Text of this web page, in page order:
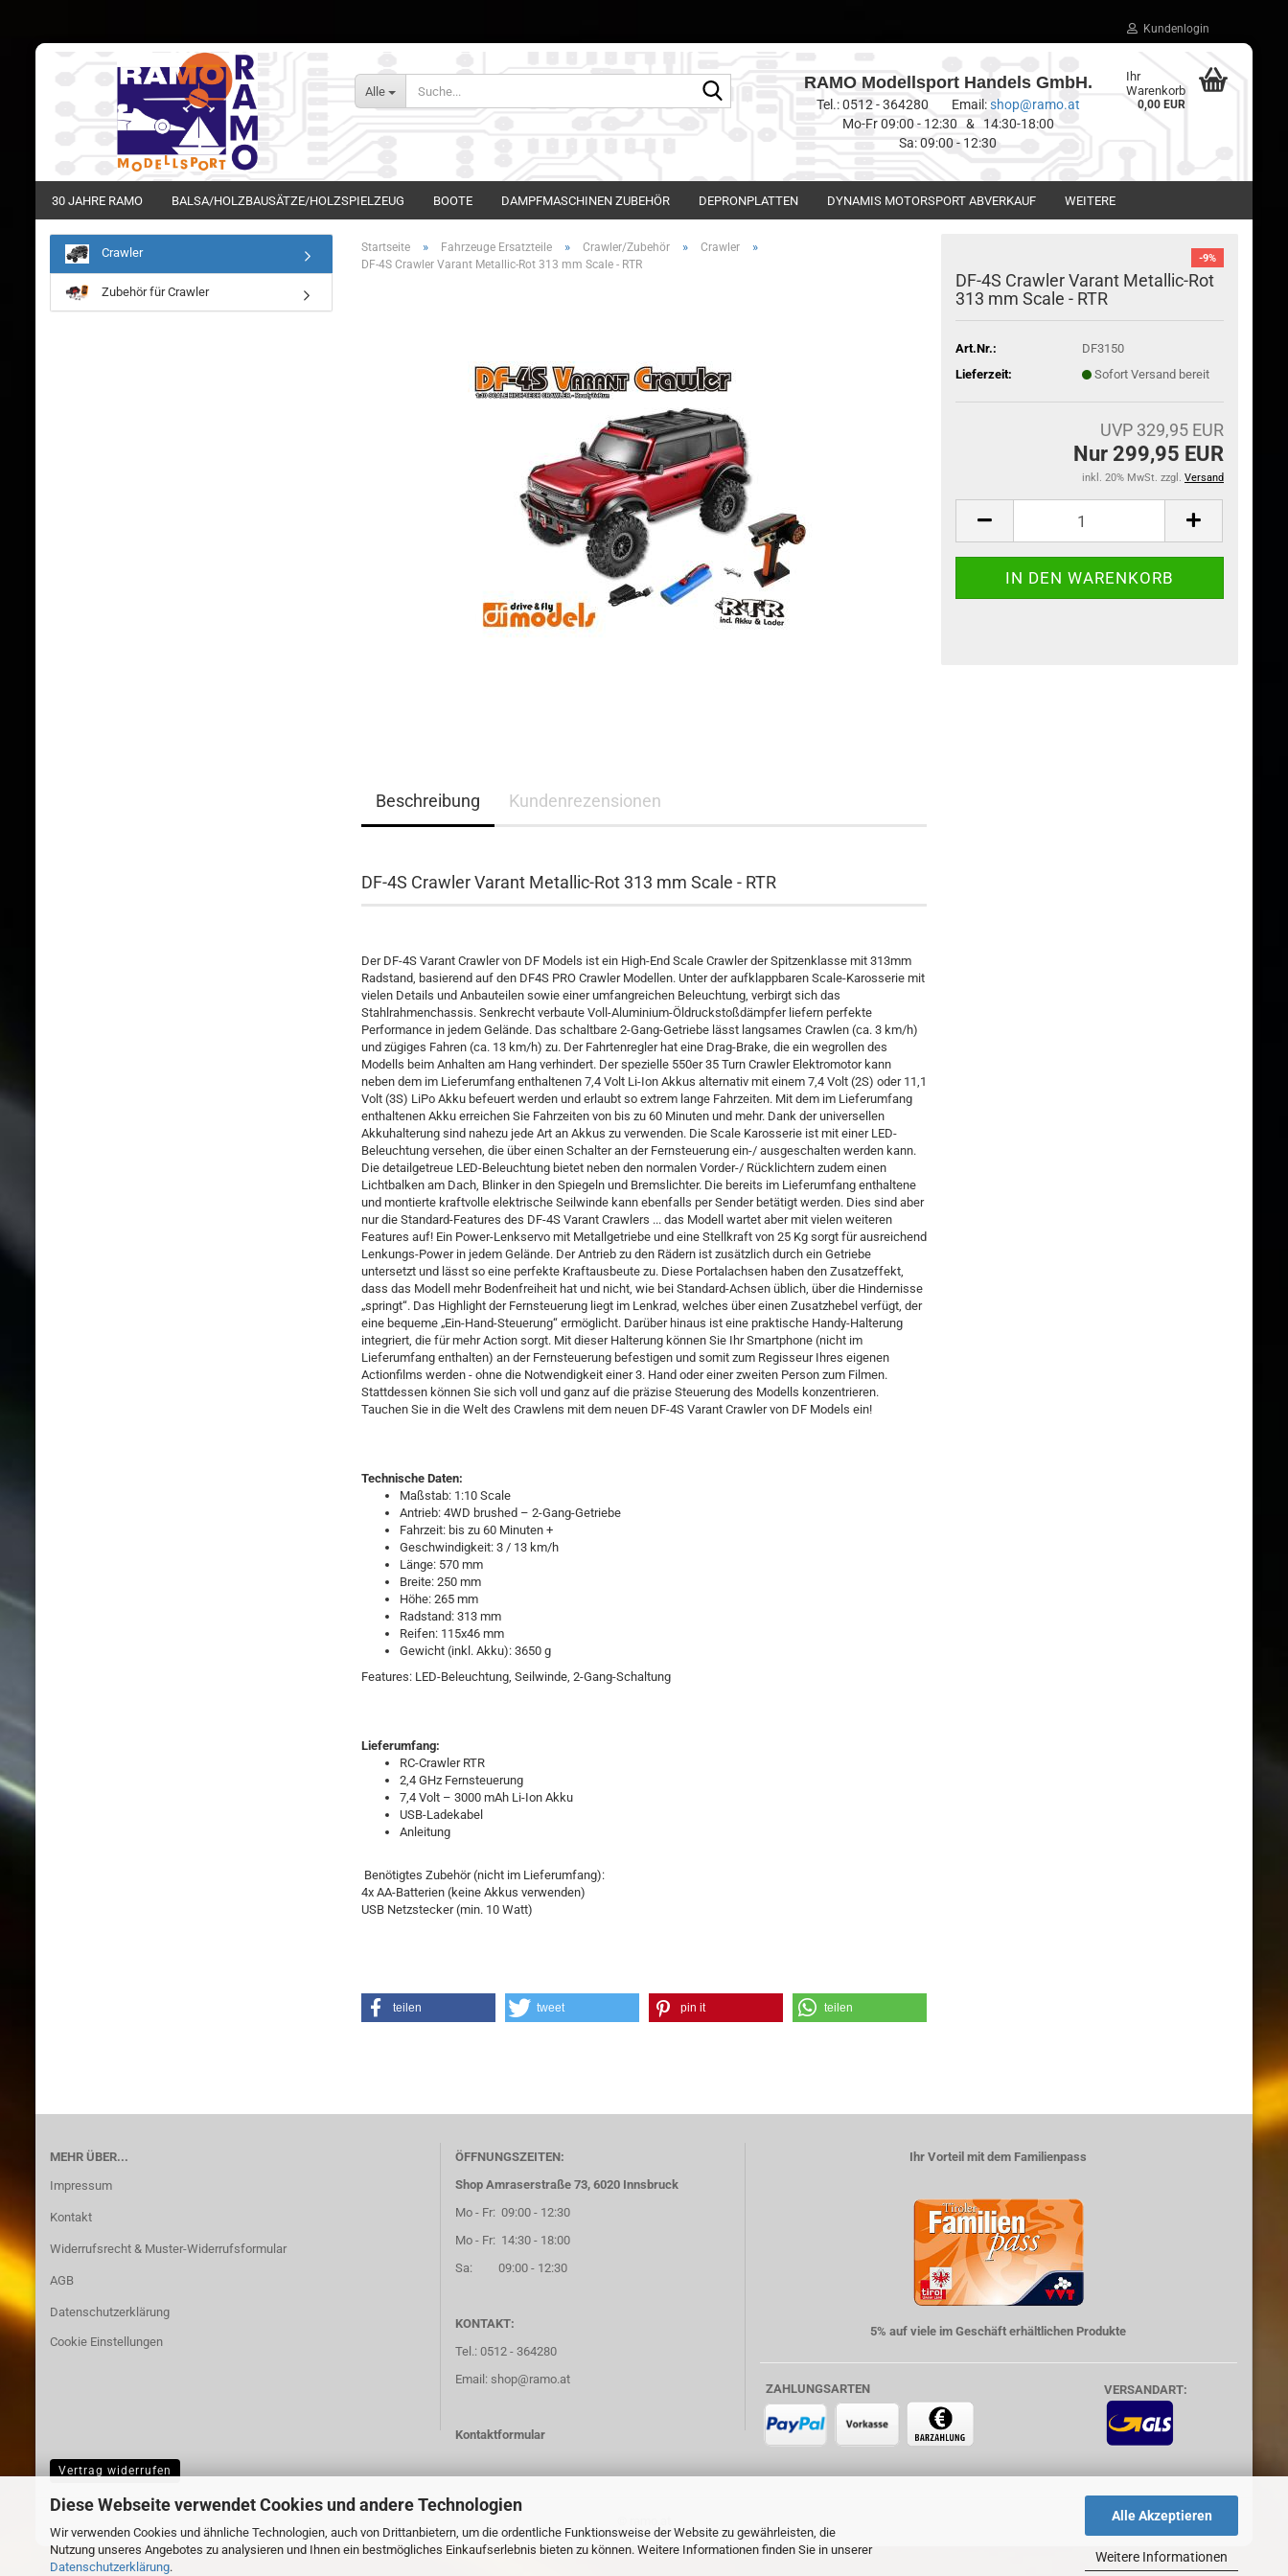
Diese Webseite verwendet Cookies und andere Technologien
Wir verwenden Cookies und ähnliche Technologien, auch von Drittanbietern, um die ordentliche Funktionsweise der Website zu gewährleisten, die
Nutzung unseres Angebotes zu analysieren und Ihnen ein bestmögliches Einkaufserlebnis bieten zu können. Weitere Informationen finden Sie in unserer
Datenschutzerklärung.
Alle Akzeptieren
Weitere Informationen
Kundenlogin
Alle RAMO Modellsport Handels GmbH.
Tel.: 0512 - 364280 Email:shop@ramo.at
Mo-Fr 09:00 - 12:30 & 14:30-18:00
Sa: 09:00 - 12:30
Ihr
Warenkorb
0,00 EUR
30 JAHRE RAMO BALSA/HOLZBAUSÄTZE/HOLZSPIELZEUG BOOTE DAMPFMASCHINEN ZUBEHÖR DEPRONPLATTEN DYNAMIS MOTORSPORT ABVERKAUF WEITERE
Startseite » Fahrzeuge Ersatzteile » Crawler/Zubehör » Crawler »
DF-4S Crawler Varant Metallic-Rot 313 mm Scale - RTR -9%
DF-4S Crawler Varant Metallic-Rot
313 mm Scale - RTR
Art.Nr.:
DF3150
Lieferzeit:
Sofort Versand bereit
UVP 329,95 EUR
Nur 299,95 EUR
inkl. 20% MwSt. zzgl. Versand
Beschreibung Kundenrezensionen
DF-4S Crawler Varant Metallic-Rot 313 mm Scale - RTR
Der DF-4S Varant Crawler von DF Models ist ein High-End Scale Crawler der Spitzenklasse mit 313mm
Radstand, basierend auf den DF4S PRO Crawler Modellen. Unter der aufklappbaren Scale-Karosserie mit
vielen Details und Anbauteilen sowie einer umfangreichen Beleuchtung, verbirgt sich das
Stahlrahmenchassis. Senkrecht verbaute Voll-Aluminium-Öldruckstoßdämpfer liefern perfekte
Performance in jedem Gelände. Das schaltbare 2-Gang-Getriebe lässt langsames Crawlen (ca. 3 km/h)
und zügiges Fahren (ca. 13 km/h) zu. Der Fahrtenregler hat eine Drag-Brake, die ein wegrollen des
Modells beim Anhalten am Hang verhindert. Der spezielle 550er 35 Turn Crawler Elektromotor kann
neben dem im Lieferumfang enthaltenen 7,4 Volt Li-Ion Akkus alternativ mit einem 7,4 Volt (2S) oder 11,1
Volt (3S) LiPo Akku befeuert werden und erlaubt so extrem lange Fahrzeiten. Mit dem im Lieferumfang
enthaltenen Akku erreichen Sie Fahrzeiten von bis zu 60 Minuten und mehr. Dank der universellen
Akkuhalterung sind nahezu jede Art an Akkus zu verwenden. Die Scale Karosserie ist mit einer LED-
Beleuchtung versehen, die über einen Schalter an der Fernsteuerung ein-/ ausgeschalten werden kann.
Die detailgetreue LED-Beleuchtung bietet neben den normalen Vorder-/ Rücklichtern zudem einen
Lichtbalken am Dach, Blinker in den Spiegeln und Bremslichter. Die bereits im Lieferumfang enthaltene
und montierte kraftvolle elektrische Seilwinde kann ebenfalls per Sender betätigt werden. Dies sind aber
nur die Standard-Features des DF-4S Varant Crawlers ... das Modell wartet aber mit vielen weiteren
Features auf! Ein Power-Lenkservo mit Metallgetriebe und eine Stellkraft von 25 Kg sorgt für ausreichend
Lenkungs-Power in jedem Gelände. Der Antrieb zu den Rädern ist zusätzlich durch ein Getriebe
untersetzt und lässt so eine perfekte Kraftausbeute zu. Diese Portalachsen haben den Zusatzeffekt,
dass das Modell mehr Bodenfreiheit hat und nicht, wie bei Standard-Achsen üblich, über die Hindernisse
„springt“. Das Highlight der Fernsteuerung liegt im Lenkrad, welches über einen Zusatzhebel verfügt, der
eine bequeme „Ein-Hand-Steuerung“ ermöglicht. Darüber hinaus ist eine praktische Handy-Halterung
integriert, die für mehr Action sorgt. Mit dieser Halterung können Sie Ihr Smartphone (nicht im
Lieferumfang enthalten) an der Fernsteuerung befestigen und somit zum Regisseur Ihres eigenen
Actionfilms werden - ohne die Notwendigkeit einer 3. Hand oder einer zweiten Person zum Filmen.
Stattdessen können Sie sich voll und ganz auf die präzise Steuerung des Modells konzentrieren.
Tauchen Sie in die Welt des Crawlens mit dem neuen DF-4S Varant Crawler von DF Models ein!
Technische Daten:
Maßstab: 1:10 Scale
Antrieb: 4WD brushed – 2-Gang-Getriebe
Fahrzeit: bis zu 60 Minuten +
Geschwindigkeit: 3 / 13 km/h
Länge: 570 mm
Breite: 250 mm
Höhe: 265 mm
Radstand: 313 mm
Reifen: 115x46 mm
Gewicht (inkl. Akku): 3650 g
Features: LED-Beleuchtung, Seilwinde, 2-Gang-Schaltung
Lieferumfang:
RC-Crawler RTR
2,4 GHz Fernsteuerung
7,4 Volt – 3000 mAh Li-Ion Akku
USB-Ladekabel
Anleitung
Benötigtes Zubehör (nicht im Lieferumfang):
4x AA-Batterien (keine Akkus verwenden)
USB Netzstecker (min. 10 Watt)
teilen tweet pin it teilen
Crawler
Zubehör für Crawler
MEHR ÜBER...
Impressum
Kontakt
Widerrufsrecht & Muster-Widerrufsformular
AGB
Datenschutzerklärung
Cookie Einstellungen
ÖFFNUNGSZEITEN:
Shop Amraserstraße 73, 6020 Innsbruck
Mo - Fr: 09:00 - 12:30
Mo - Fr: 14:30 - 18:00
Sa: 09:00 - 12:30
KONTAKT:
Tel.: 0512 - 364280
Email: shop@ramo.at
Kontaktformular
Ihr Vorteil mit dem Familienpass
5% auf viele im Geschäft erhältlichen Produkte
ZAHLUNGSARTEN VERSANDART:
Vertrag widerrufen